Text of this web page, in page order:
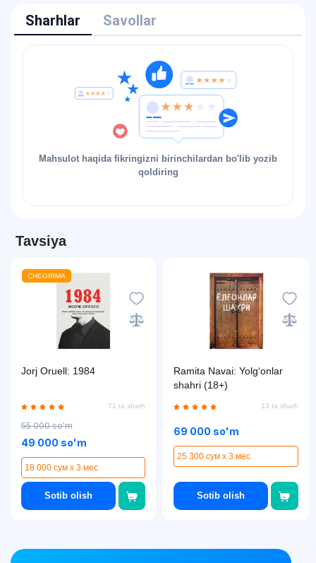
Sharhlar Savollar
Mahsulot haqida fikringizni birinchilardan bo'lib yozib
qoldiring
Tavsiya
CHEGIRMA
Jorj Oruell: 1984
71 ta sharh
55 000 so'm
49 000 so'm
18 000 сум x 3 мес
Sotib olish
Ramita Navai: Yolg‘onlar
shahri (18+)
13 ta sharh
69 000 so'm
25 300 сум x 3 мес
Sotib olish